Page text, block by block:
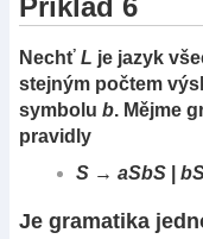
Nechť L je jazyk
stejným počtem
symbolu b. Mějme
pravidly
S → aSbS
Je gramatika